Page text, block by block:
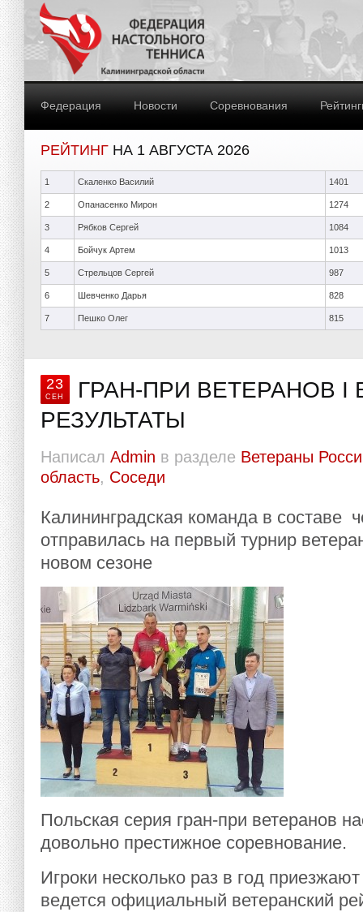
Федерация Новости Соревнования
РЕЙТИНГ НА 1 АВГУСТА 2026
1 Скаленко Василий 1401
2 Опанасенко Мирон 1274
3 Рябков Сергей 1084
4 Бойчук Артем 1013
5 Стрельцов Сергей 987
6 Шевченко Дарья 828
7 Пешко Олег 815
23
СЕН
ГРАН-ПРИ ВЕТЕРАНОВ I
РЕЗУЛЬТАТЫ
Написал Admin в разделе Ветераны
область, Соседи
Калининградская команда в составе
отправилась на первый турнир
новом сезоне
Польская серия гран-при ветеранов
довольно престижное соревнование.
Игроки несколько раз в год
ведется официальный ветеранский